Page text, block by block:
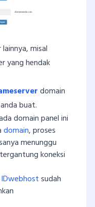
misal
yang hendak
domain
buat.
domain panel ini
domain, proses
menunggu
koneksi
IDwebhostsudah